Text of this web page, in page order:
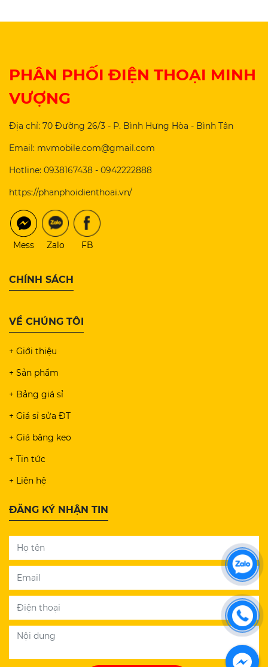
PHÂN PHỐI ĐIỆN THOẠI MINH
VƯỢNG
Địa chỉ: 70 Đường 26/3 - P. Bình Hưng Hòa - Bình Tân
Email: mvmobile.com@gmail.com
Hotline: 0938167438 - 0942222888
https://phanphoidienthoai.vn/
Mess Zalo FB
CHÍNH SÁCH
VỀ CHÚNG TÔI
+ Giới thiệu
+ Sản phẩm
+ Bảng giá sỉ
+ Giá sỉ sửa ĐT
+ Giá băng keo
+ Tin tức
+ Liên hệ
ĐĂNG KÝ NHẬN TIN